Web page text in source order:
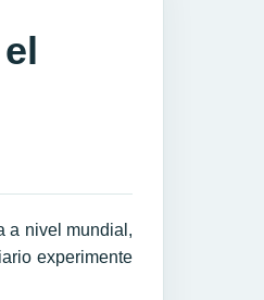
a nivel mundial,
experimente